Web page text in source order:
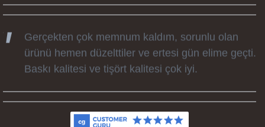
Gerçekten çok memnum kaldım, sorunlu olan
ürünü hemen düzelttiler ve ertesi gün elime geçti.
Baskı kalitesi ve tişört kalitesi çok iyi.
Kumaş kalitesi ve basım harika.